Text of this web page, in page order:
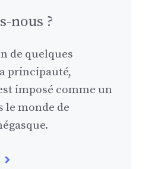
nous ?
de quelques
principauté,
imposé comme un
le monde de